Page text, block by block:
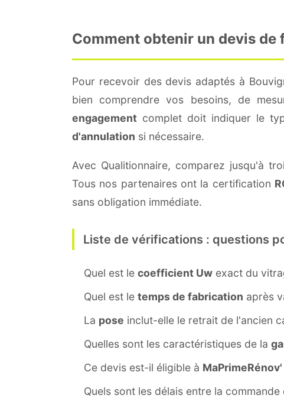
Comment obtenir un devis
Pour recevoir des devis adaptés à
bien comprendre vos besoins, de
engagement complet doit indiquer le
d'annulation si nécessaire.
Avec Qualitionnaire, comparez jusqu'à
Tous nos partenaires ont la certification
sans obligation immédiate.
Liste de vérifications : questions
Quel est le coefficient Uw exact du
Quel est le temps de fabrication après
La pose inclut-elle le retrait de l'ancien
Quelles sont les caractéristiques de la
Ce devis est-il éligible à MaPrimeRénov'
Quels sont les délais entre la commande